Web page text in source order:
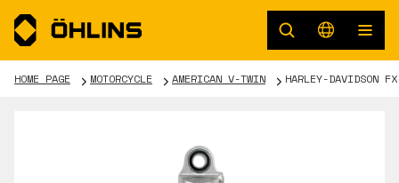
HOME PAGE MOTORCYCLE AMERICAN V-TWIN HARLEY-DAVIDSON